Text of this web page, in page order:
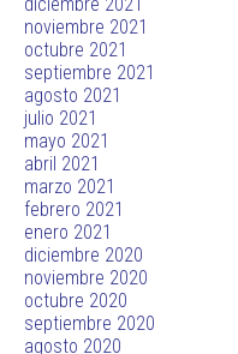
noviembre 2021
octubre 2021
septiembre 2021
agosto 2021
julio 2021
mayo 2021
abril 2021
marzo 2021
febrero 2021
enero 2021
diciembre 2020
noviembre 2020
octubre 2020
septiembre 2020
agosto 2020